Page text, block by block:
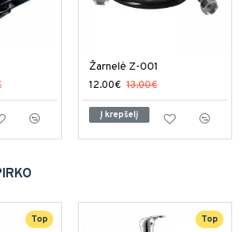
Žarnelė Z-001
12.00€ 13.00€
Į krepšelį
Top
Top